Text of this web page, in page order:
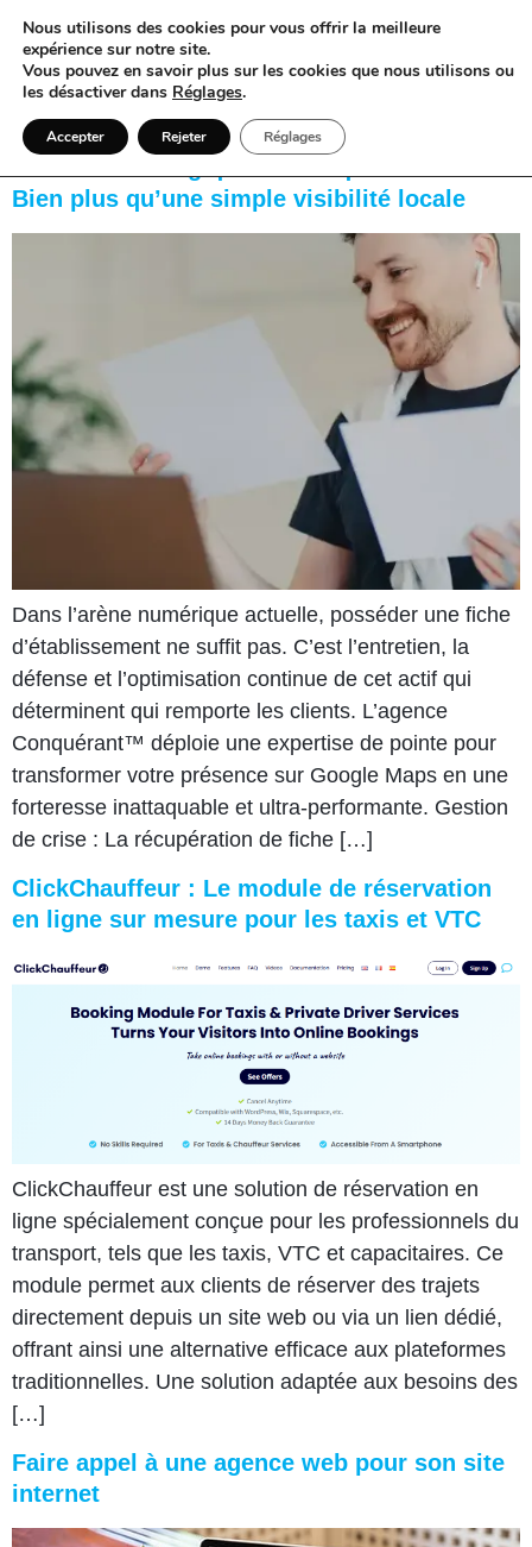
Catégorie :Web
Bien plus qu’une simple visibilité locale
Dans l’arène numérique actuelle, posséder une fiche
d’établissement ne suffit pas. C’est l’entretien, la
défense et l’optimisation continue de cet actif qui
déterminent qui remporte les clients. L’agence
Conquérant™️ déploie une expertise de pointe pour
transformer votre présence sur Google Maps en une
forteresse inattaquable et ultra-performante. Gestion
de crise : La récupération de fiche […]
ClickChauffeur : Le module de réservation
en ligne sur mesure pour les taxis et VTC
ClickChauffeur est une solution de réservation en
ligne spécialement conçue pour les professionnels du
transport, tels que les taxis, VTC et capacitaires. Ce
module permet aux clients de réserver des trajets
directement depuis un site web ou via un lien dédié,
offrant ainsi une alternative efficace aux plateformes
traditionnelles. Une solution adaptée aux besoins des
[…]
Faire appel à une agence web pour son site
internet
Nous utilisons des cookies pour vous offrir la meilleure
expérience sur notre site.
Vous pouvez en savoir plus sur les cookies que nous utilisons ou
les désactiver dans Réglages.
Accepter Rejeter Réglages